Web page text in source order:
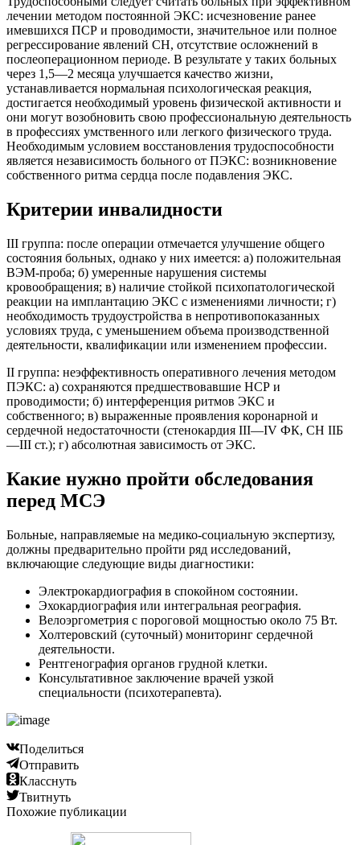
лечении методом постоянной ЭКС: исчезновение ранее
имевшихся ПСР и проводимости, значительное или полное
регрессирование явлений СН, отсутствие осложнений в
послеоперационном периоде. В результате у таких больных
через 1,5—2 месяца улучшается качество жизни,
устанавливается нормальная психологическая реакция,
достигается необходимый уровень физической активности и
они могут возобновить свою профессиональную деятельность
в профессиях умственного или легкого физического труда.
Необходимым условием восстановления трудоспособности
является независимость больного от ПЭКС: возникновение
собственного ритма сердца после подавления ЭКС.
Критерии инвалидности
III группа: после операции отмечается улучшение общего
состояния больных, однако у них имеется: а) положительная
ВЭМ-проба; б) умеренные нарушения системы
кровообращения; в) наличие стойкой психопатологической
реакции на имплантацию ЭКС с изменениями личности; г)
необходимость трудоустройства в непротивопоказанных
условиях труда, с уменьшением объема производственной
деятельности, квалификации или изменением профессии.
II группа: неэффективность оперативного лечения методом
ПЭКС: а) сохраняются предшествовавшие НСР и
проводимости; б) интерференция ритмов ЭКС и
собственного; в) выраженные проявления коронарной и
сердечной недостаточности (стенокардия III—IV ФК, СН IIБ
—III ст.); г) абсолютная зависимость от ЭКС.
Какие нужно пройти обследования
перед МСЭ
Больные, направляемые на медико-социальную экспертизу,
должны предварительно пройти ряд исследований,
включающие следующие виды диагностики:
Электрокардиография в спокойном состоянии.
Эхокардиография или интегральная реография.
Велоэргометрия с пороговой мощностью около 75 Вт.
Холтеровский (суточный) мониторинг сердечной
деятельности.
Рентгенография органов грудной клетки.
Консультативное заключение врачей узкой
специальности (психотерапевта).
Поделиться
Отправить
Класснуть
Твитнуть
Похожие публикации